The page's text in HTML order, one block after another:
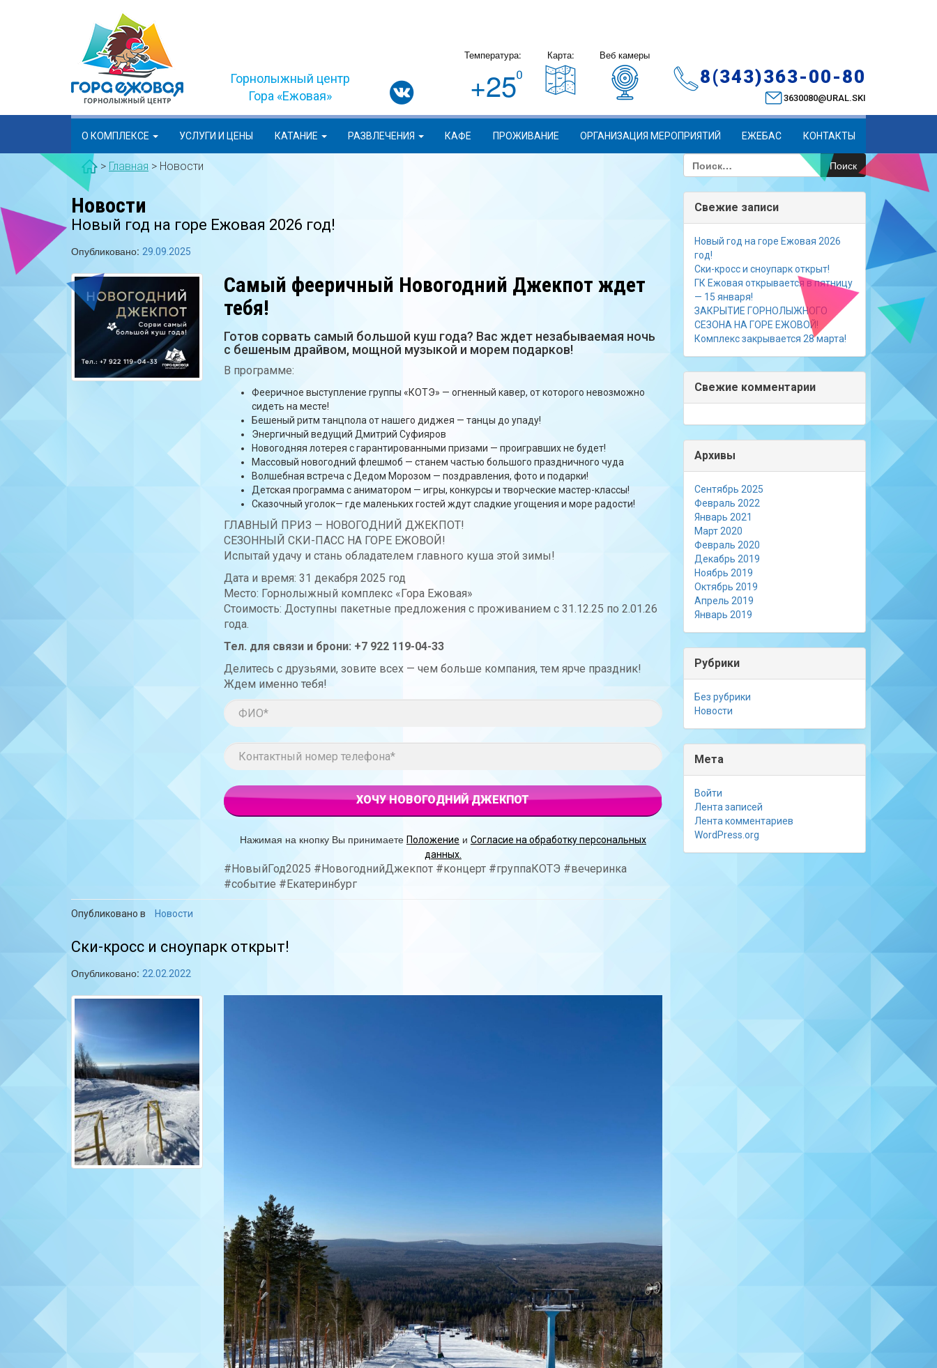
Горнолыжный центр
Гора «Ежовая»
Температура:
+25
Карта: Веб камеры
8(343)363-00-80
3630080@URAL.SKI
О КОМПЛЕКСЕ УСЛУГИ И ЦЕНЫ КАТАНИЕ РАЗВЛЕЧЕНИЯ КАФЕ ПРОЖИВАНИЕ ОРГАНИЗАЦИЯ МЕРОПРИЯТИЙ ЕЖЕБАС КОНТАКТЫ
> Главная > Новости
Новости
Новый год на горе Ежовая 2026 год!
Опубликовано: 29.09.2025
Самый фееричный Новогодний Джекпот ждет
тебя!
Готов сорвать самый большой куш года? Вас ждет незабываемая ночь
с бешеным драйвом, мощной музыкой и морем подарков!
В программе:
Фееричное выступление группы «КОТЭ» — огненный кавер, от которого невозможно
сидеть на месте!
Бешеный ритм танцпола от нашего диджея — танцы до упаду!
Энергичный ведущий Дмитрий Суфияров
Новогодняя лотерея с гарантированными призами — проигравших не будет!
Массовый новогодний флешмоб — станем частью большого праздничного чуда
Волшебная встреча с Дедом Морозом — поздравления, фото и подарки!
Детская программа с аниматором — игры, конкурсы и творческие мастер-классы!
Сказочный уголок— где маленьких гостей ждут сладкие угощения и море радости!
ГЛАВНЫЙ ПРИЗ — НОВОГОДНИЙ ДЖЕКПОТ!
СЕЗОННЫЙ СКИ-ПАСС НА ГОРЕ ЕЖОВОЙ!
Испытай удачу и стань обладателем главного куша этой зимы!
Дата и время: 31 декабря 2025 год
Место: Горнолыжный комплекс «Гора Ежовая»
Стоимость: Доступны пакетные предложения с проживанием с 31.12.25 по 2.01.26
года.
Тел. для связи и брони: +7 922 119-04-33
Делитесь с друзьями, зовите всех — чем больше компания, тем ярче праздник!
Ждем именно тебя!
Нажимая на кнопку Вы принимаете Положение и Согласие на обработку персональных
данных.
#НовыйГод2025 #НовогоднийДжекпот #концерт #группаКОТЭ #вечеринка
#событие #Екатеринбург
Опубликовано в Новости
Ски-кросс и сноупарк открыт!
Опубликовано: 22.02.2022
Найти:
Свежие записи
Новый год на горе Ежовая 2026
год!
Ски-кросс и сноупарк открыт!
ГК Ежовая открывается в пятницу
— 15 января!
ЗАКРЫТИЕ ГОРНОЛЫЖНОГО
СЕЗОНА НА ГОРЕ ЕЖОВОЙ!
Комплекс закрывается 28 марта!
Свежие комментарии
Архивы
Сентябрь 2025
Февраль 2022
Январь 2021
Март 2020
Февраль 2020
Декабрь 2019
Ноябрь 2019
Октябрь 2019
Апрель 2019
Январь 2019
Рубрики
Без рубрики
Новости
Мета
Войти
Лента записей
Лента комментариев
WordPress.org